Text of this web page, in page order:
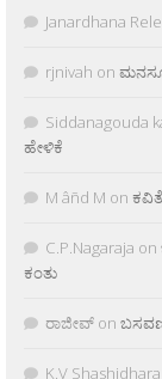
Janardhana
rjnivah on
Siddanagouda
ಹೇಳಿಕೆ
M âñd M on
C.P.Nagaraja on
ಕಂತು
ರಾಜೀವ್ on
K.V Shashidhara